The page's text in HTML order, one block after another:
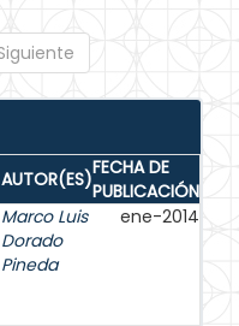
AUTOR(ES)FECHA DE
PUBLICACIÓN
Marco Luis
Dorado
Pineda
ene-2014